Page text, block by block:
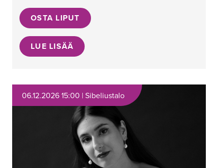
OSTA LIPUT
LUE LISÄÄ
06.12.2026 15:00 | Sibeliustalo